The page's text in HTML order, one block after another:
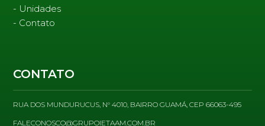
Unidades
Contato
CONTATO
RUA DOS MUNDURUCUS, N° 4010, BAIRRO GUAMÁ, CEP 66063-495
FALECONOSCO@GRUPOIETAAM.COM.BR